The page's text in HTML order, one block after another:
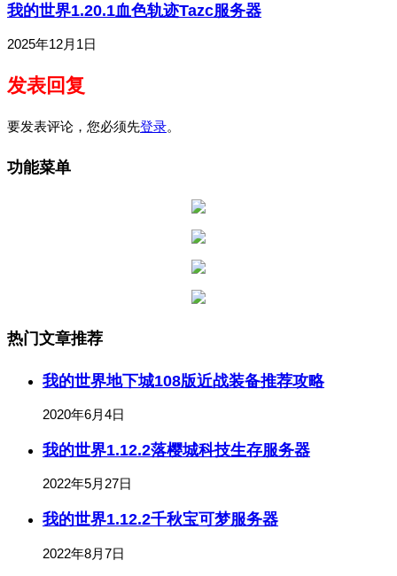
我的世界1.20.1血色轨迹Tazc服务器
2025年12月1日
发表回复
要发表评论，您必须先登录。
功能菜单
热门文章推荐
我的世界地下城108版近战装备推荐攻略
2020年6月4日
我的世界1.12.2落樱城科技生存服务器
2022年5月27日
我的世界1.12.2千秋宝可梦服务器
2022年8月7日